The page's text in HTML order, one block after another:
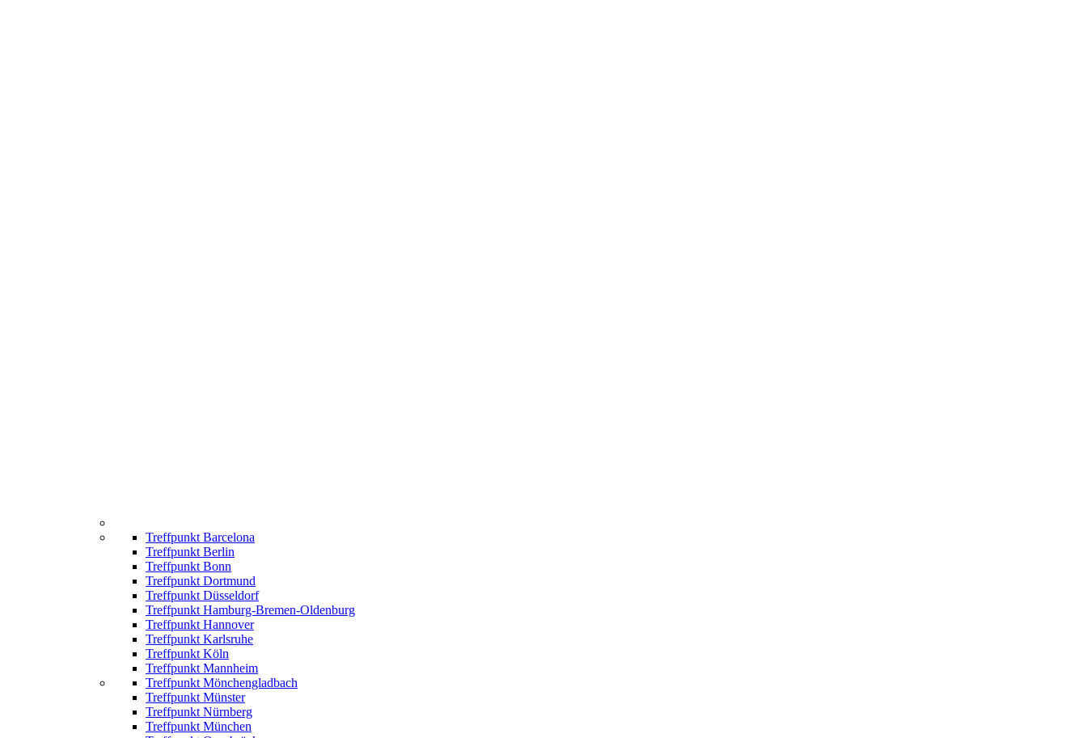
Treffpunkt Barcelona
Treffpunkt Berlin
Treffpunkt Bonn
Treffpunkt Dortmund
Treffpunkt Düsseldorf
Treffpunkt Hamburg-Bremen-Oldenburg
Treffpunkt Hannover
Treffpunkt Karlsruhe
Treffpunkt Köln
Treffpunkt Mannheim
Treffpunkt Mönchengladbach
Treffpunkt Münster
Treffpunkt Nürnberg
Treffpunkt München